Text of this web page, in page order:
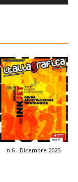
n.6 - Dicembre 2025